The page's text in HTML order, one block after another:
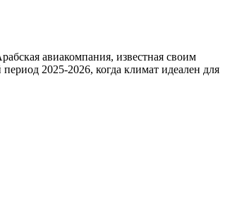
авиакомпания, известная своим
2025-2026, когда климат идеален для